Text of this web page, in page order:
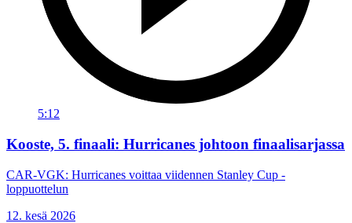
5:12
Kooste, 5. finaali: Hurricanes johtoon finaalisarjassa
CAR-VGK: Hurricanes voittaa viidennen Stanley Cup -
loppuottelun
12. kesä 2026